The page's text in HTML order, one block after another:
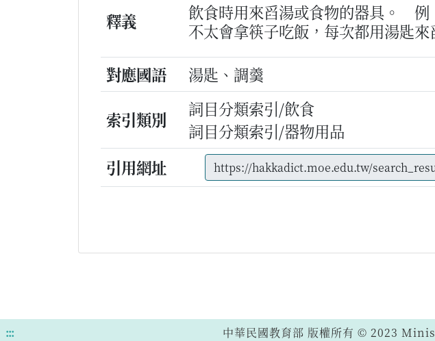
釋義 飲食時用來舀湯或食物的器具。 例
不太會拿筷子吃飯，每次都用湯匙來
對應國語
湯匙、調羹
索引類別
詞目分類索引/飲食
詞目分類索引/器物用品
引用網址
::: 中華民國教育部 版權所有 © 2023